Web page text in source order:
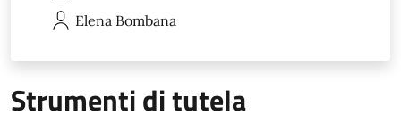
Elena Bombana
Strumenti di tutela